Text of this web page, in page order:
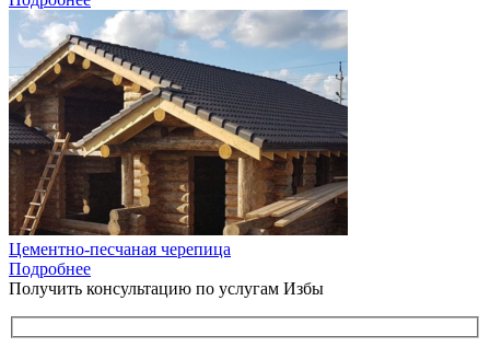
Цементно-песчаная черепица
Подробнее
Получить консультацию по услугам Избы